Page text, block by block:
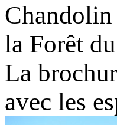
la Forêt
La
avec les